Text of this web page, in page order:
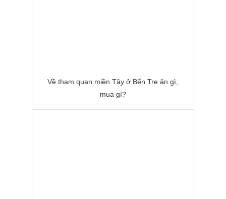
Về tham quan miền Tây ở Bến Tre ăn gì,
mua gì?